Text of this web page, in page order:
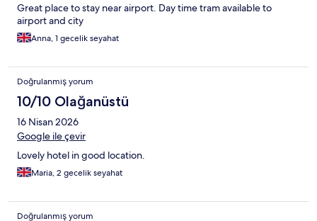
Great place to stay near airport. Day time tram available to
airport and city
Anna, 1 gecelik seyahat
Doğrulanmış yorum
10/10 Olağanüstü
16 Nisan 2026
Google ile çevir
Lovely hotel in good location.
Maria, 2 gecelik seyahat
Doğrulanmış yorum